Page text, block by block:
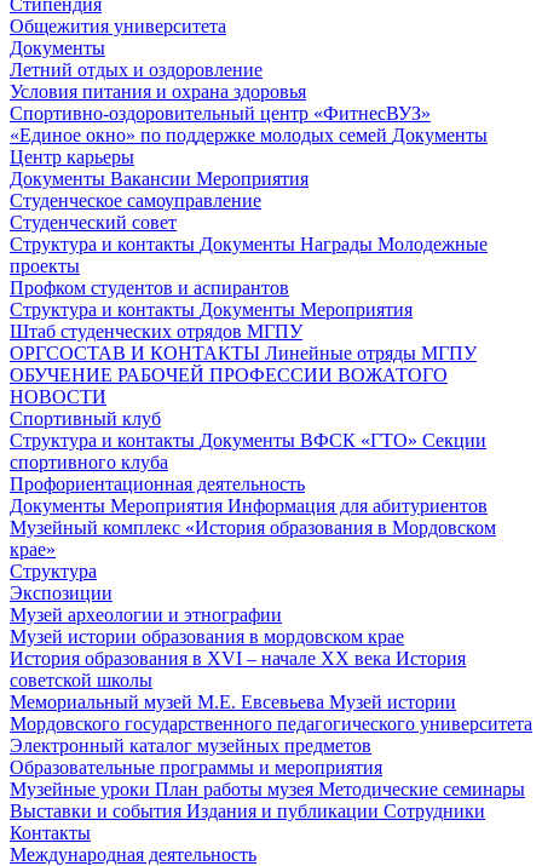
Общежития университета
Документы
Летний отдых и оздоровление
Условия питания и охрана здоровья
Спортивно-оздоровительный центр «ФитнесВУЗ»
«Единое окно» по поддержке молодых семей Документы
Центр карьеры
Документы Вакансии Мероприятия
Студенческое самоуправление
Студенческий совет
Структура и контакты Документы Награды Молодежные
проекты
Профком студентов и аспирантов
Структура и контакты Документы Мероприятия
Штаб студенческих отрядов МГПУ
ОРГСОСТАВ И КОНТАКТЫ Линейные отряды МГПУ
ОБУЧЕНИЕ РАБОЧЕЙ ПРОФЕССИИ ВОЖАТОГО
НОВОСТИ
Спортивный клуб
Структура и контакты Документы ВФСК «ГТО» Секции
спортивного клуба
Профориентационная деятельность
Документы Мероприятия Информация для абитуриентов
Музейный комплекс «История образования в Мордовском
крае»
Структура
Экспозиции
Музей археологии и этнографии
Музей истории образования в мордовском крае
История образования в XVI – начале XX века История
советской школы
Мемориальный музей М.Е. Евсевьева Музей истории
Мордовского государственного педагогического университета
Электронный каталог музейных предметов
Образовательные программы и мероприятия
Музейные уроки План работы музея Методические семинары
Выставки и события Издания и публикации Сотрудники
Контакты
Международная деятельность